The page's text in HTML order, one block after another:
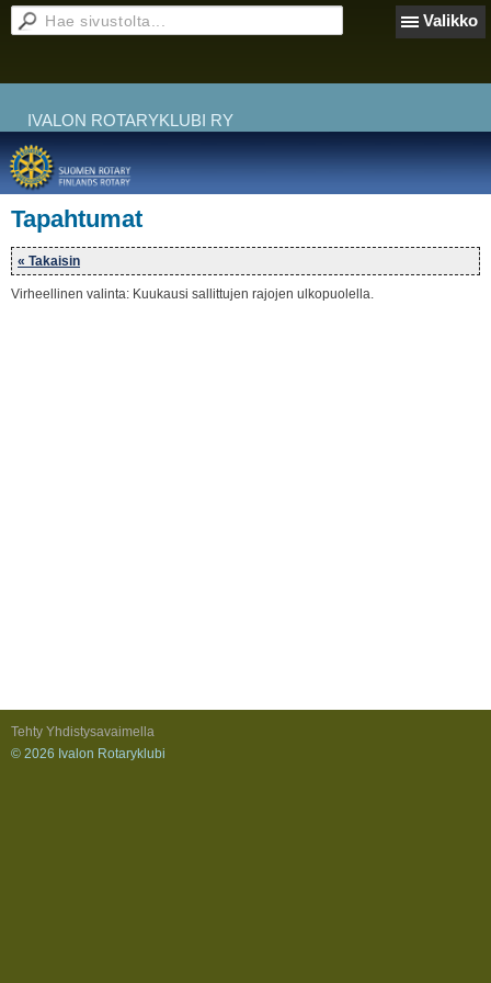
Valikko
IVALON ROTARYKLUBI RY
Tapahtumat
« Takaisin
Virheellinen valinta: Kuukausi sallittujen rajojen ulkopuolella.
Tehty Yhdistysavaimella
© 2026 Ivalon Rotaryklubi